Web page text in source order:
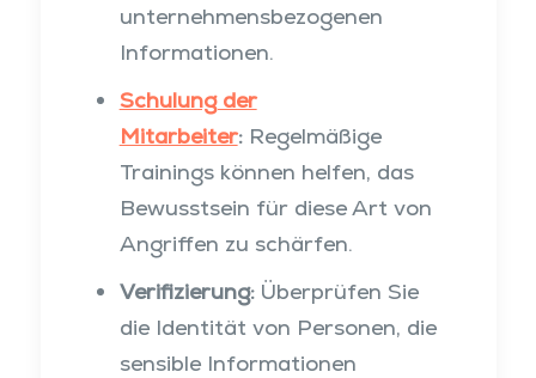
unternehmensbezogenen
Informationen.
Schulung der
Mitarbeiter:Regelmäßige
Trainings können helfen, das
Bewusstsein für diese Art von
Angriffen zu schärfen.
Verifizierung:Überprüfen Sie
die Identität von Personen, die
sensible Informationen